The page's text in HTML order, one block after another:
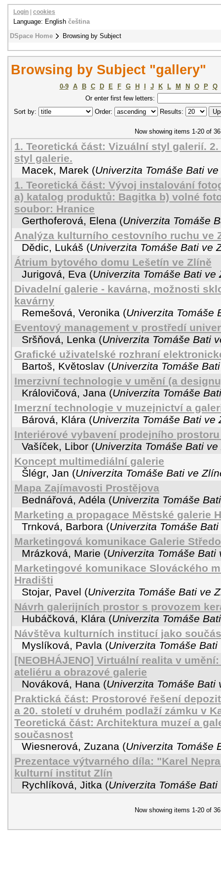
DSpace Home Browsing by Subject
Login cookies
Language: English čeština
Browsing by Subject "gallery"
0-9 A B C D E F G H J K L M N O P
Q
Or enter first few letters:
Sort by:
Order: Results:
Now showing items 1-20 of 36
1. Teoretická část: Vizuální styl galerií.
styl galerie.
Macek, Marek (Univerzita Tomáše Bati
1. Teoretická část: Vývoj instalování
a) katalog produktů: Bagitka b) volné
soubor: Hranice
Gerthoferová, Elena (Univerzita Tomáše
Analýza kulturního cestovního ruchu ve
Dědic, Lukáš (Univerzita Tomáše Bati ve
Átrium bytového domu Lešetín ve Zlíně
Jurigová, Eva (Univerzita Tomáše Bati ve
Divadelní galerie - kavárna, možnosti
kavárny
Remešová, Veronika (Univerzita Tomáše
Eventový management v prostředí
Sršňová, Lenka (Univerzita Tomáše Bati
Grafické uživatelské rozhraní
Bartoš, Květoslav (Univerzita Tomáše
Imerzivní technologie v umění (a
Královičová, Jana (Univerzita Tomáše
Imerzní technologie v muzejnictví a
Bárová, Klára (Univerzita Tomáše Bati ve
Interiérové vybavení prodejního
Vašíček, Libor (Univerzita Tomáše Bati
Koncept multimediální galerie
Šlégr, Jan (Univerzita Tomáše Bati ve
Mapa Zajímavosti Prostějova
Bednářová, Adéla (Univerzita Tomáše
Marketing a propagace Městské galerie
Trnková, Barbora (Univerzita Tomáše
Marketingová komunikace Galerie
Mrázková, Marie (Univerzita Tomáše Bati
Marketingové komunikace Slováckého
Hradišti
Stojar, Pavel (Univerzita Tomáše Bati ve
Návrh galerijních prostor s provozem
Hubáčková, Klára (Univerzita Tomáše
Návštěva kulturních institucí jako
Myslíková, Pavla (Univerzita Tomáše
[NEOBHÁJENO] Virtuální realita v
ateliéru a obrazové galerie
Nováková, Hana (Univerzita Tomáše Bati
Praktická část: Prostorové řešení
a 20. století v druhém podlaží zámku v
Teoretická část: Architektura muzeí a
současnost
Wiesnerová, Zuzana (Univerzita Tomáše
Prezentace výtvarného díla: "Karel
kulturní institut Zlín
Rychlíková, Jitka (Univerzita Tomáše
Now showing items 1-20 of 36